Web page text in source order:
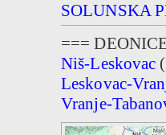
SOLUNSKA
===
Niš-Leskovac
Leskovac-
Vranje-